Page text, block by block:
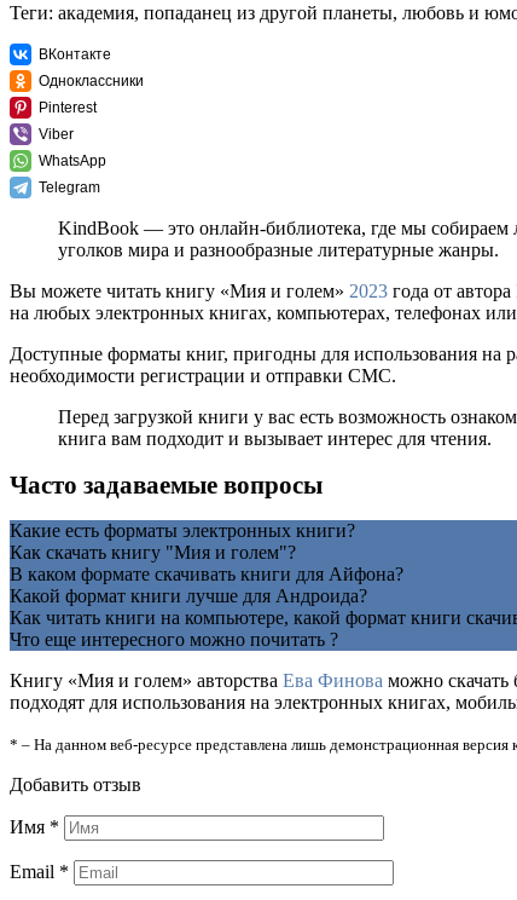
Теги: академия, попаданец из другой планеты, любовь и
ВКонтакте
Одноклассники
Pinterest
Viber
WhatsApp
Telegram
KindBook — это онлайн-библиотека, где мы
уголков мира и разнообразные литературные жанры.
Вы можете читать книгу «Мия и голем» 2023 года от автора
на любых электронных книгах, компьютерах, телефонах
Доступные форматы книг, пригодны для использования на
необходимости регистрации и отправки СМС.
Перед загрузкой книги у вас есть возможность
книга вам подходит и вызывает интерес для чтения.
Часто задаваемые вопросы
Какие есть форматы электронных книги?
Как скачать книгу "Мия и голем"?
В каком формате скачивать книги для Айфона?
Какой формат книги лучше для Андроида?
Как читать книги на компьютере, какой формат книги
Что еще интересного можно почитать ?
Книгу «Мия и голем» авторства Ева Финова можно скачать
подходят для использования на электронных книгах,
* – На данном веб-ресурсе представлена лишь демонстрационная версия
Добавить отзыв
Имя *
Email *